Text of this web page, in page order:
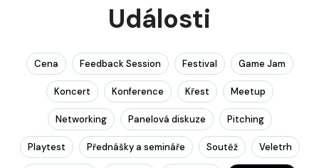
Události
Cena Feedback Session Festival Game Jam
Koncert Konference Křest Meetup
Networking Panelová diskuze Pitching
Playtest Přednášky a semináře Soutěž Veletrh